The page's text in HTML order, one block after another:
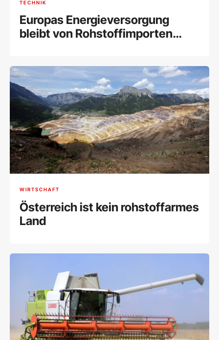
TECHNIK
Europas Energieversorgung
bleibt von Rohstoffimporten
WIRTSCHAFT
Österreich ist kein rohstoffarmes
Land